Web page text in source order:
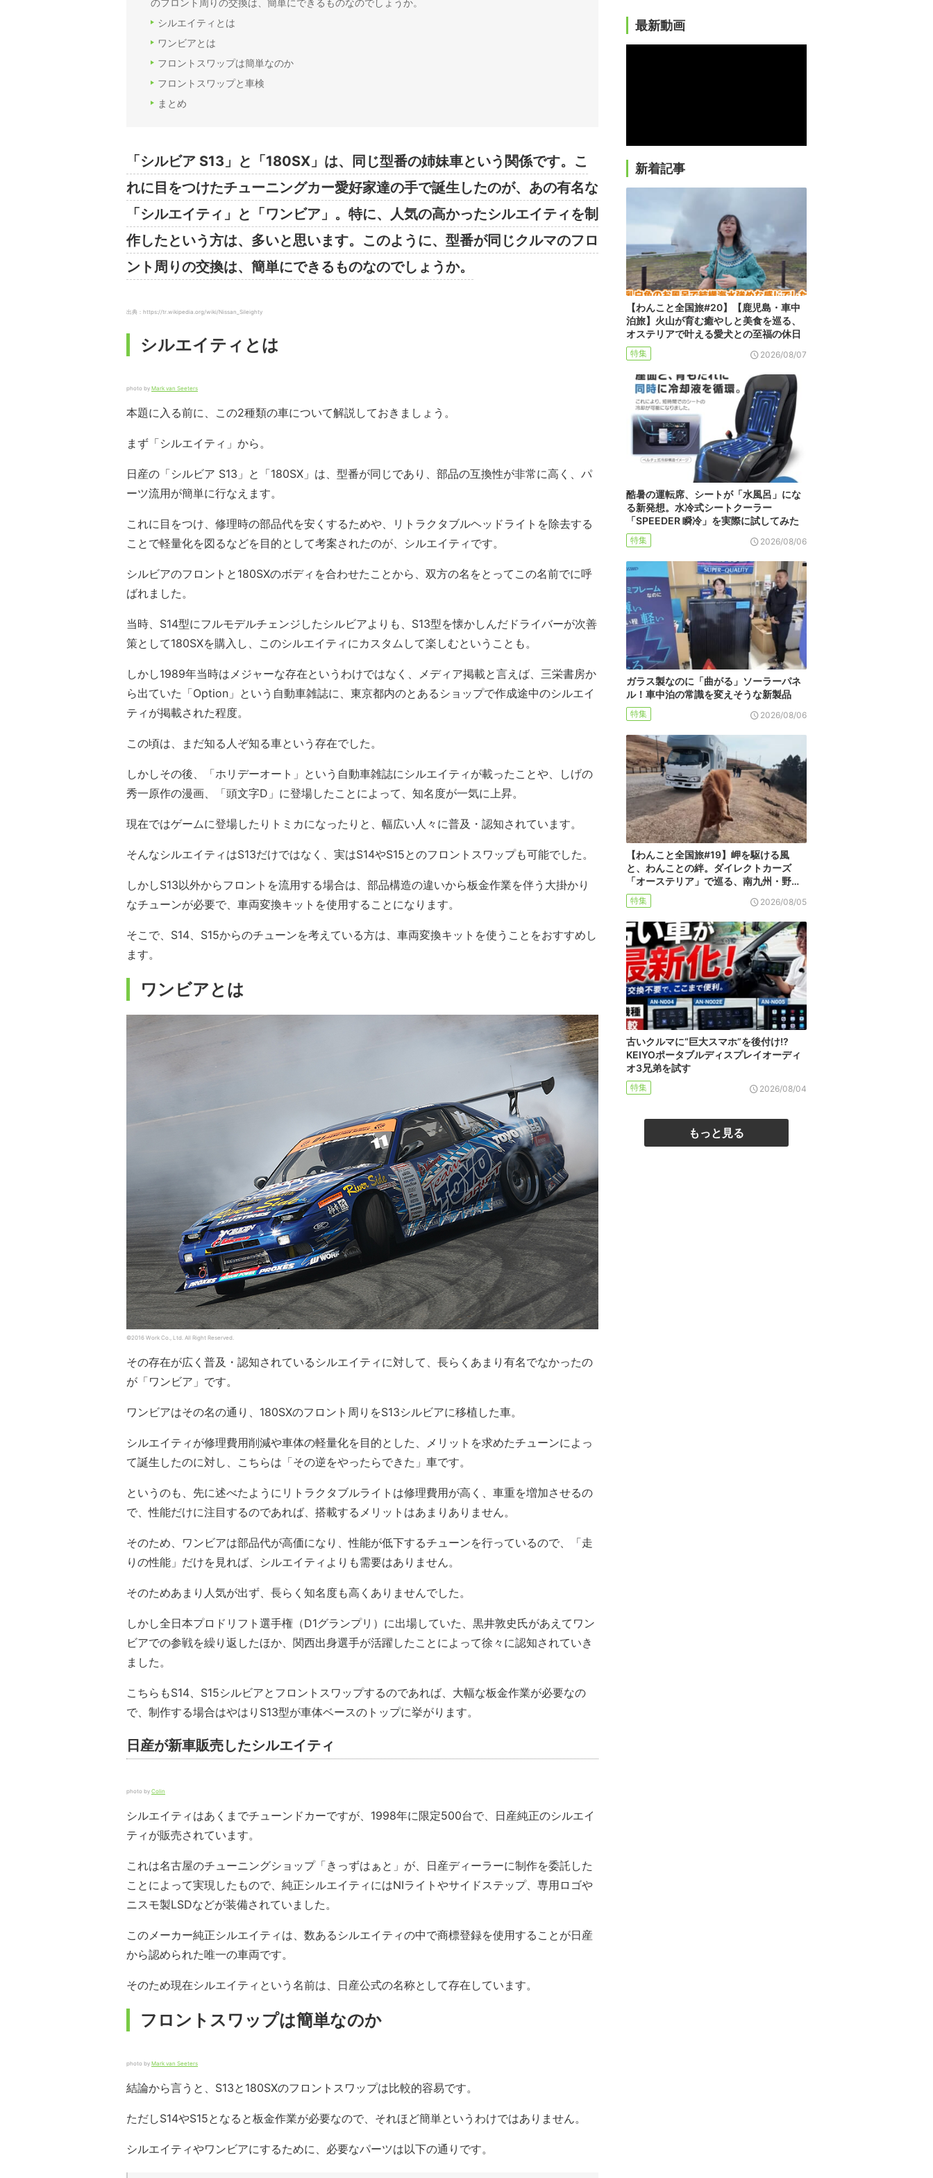
のフロント周りの交換は、簡単にできるものなのでしょうか。
シルエイティとは
ワンビアとは
フロントスワップは簡単なのか
フロントスワップと車検
まとめ
「シルビア S13」と「180SX」は、同じ型番の姉妹車という関係です。こ
れに目をつけたチューニングカー愛好家達の手で誕生したのが、あの有名な
「シルエイティ」と「ワンビア」。特に、人気の高かったシルエイティを制
作したという方は、多いと思います。このように、型番が同じクルマのフロ
ント周りの交換は、簡単にできるものなのでしょうか。
出典：https://tr.wikipedia.org/wiki/Nissan_Sileighty
シルエイティとは
photo by Mark van Seeters
本題に入る前に、この2種類の車について解説しておきましょう。
まず「シルエイティ」から。
日産の「シルビア S13」と「180SX」は、型番が同じであり、部品の互換性が非常に高く、パ
ーツ流用が簡単に行なえます。
これに目をつけ、修理時の部品代を安くするためや、リトラクタブルヘッドライトを除去する
ことで軽量化を図るなどを目的として考案されたのが、シルエイティです。
シルビアのフロントと180SXのボディを合わせたことから、双方の名をとってこの名前でに呼
ばれました。
当時、S14型にフルモデルチェンジしたシルビアよりも、S13型を懐かしんだドライバーが次善
策として180SXを購入し、このシルエイティにカスタムして楽しむということも。
しかし1989年当時はメジャーな存在というわけではなく、メディア掲載と言えば、三栄書房か
ら出ていた「Option」という自動車雑誌に、東京都内のとあるショップで作成途中のシルエイ
ティが掲載された程度。
この頃は、まだ知る人ぞ知る車という存在でした。
しかしその後、「ホリデーオート」という自動車雑誌にシルエイティが載ったことや、しげの
秀一原作の漫画、「頭文字D」に登場したことによって、知名度が一気に上昇。
現在ではゲームに登場したりトミカになったりと、幅広い人々に普及・認知されています。
そんなシルエイティはS13だけではなく、実はS14やS15とのフロントスワップも可能でした。
しかしS13以外からフロントを流用する場合は、部品構造の違いから板金作業を伴う大掛かり
なチューンが必要で、車両変換キットを使用することになります。
そこで、S14、S15からのチューンを考えている方は、車両変換キットを使うことをおすすめし
ます。
ワンビアとは
©2016 Work Co., Ltd. All Right Reserved.
その存在が広く普及・認知されているシルエイティに対して、長らくあまり有名でなかったの
が「ワンビア」です。
ワンビアはその名の通り、180SXのフロント周りをS13シルビアに移植した車。
シルエイティが修理費用削減や車体の軽量化を目的とした、メリットを求めたチューンによっ
て誕生したのに対し、こちらは「その逆をやったらできた」車です。
というのも、先に述べたようにリトラクタブルライトは修理費用が高く、車重を増加させるの
で、性能だけに注目するのであれば、搭載するメリットはあまりありません。
そのため、ワンビアは部品代が高価になり、性能が低下するチューンを行っているので、「走
りの性能」だけを見れば、シルエイティよりも需要はありません。
そのためあまり人気が出ず、長らく知名度も高くありませんでした。
しかし全日本プロドリフト選手権（D1グランプリ）に出場していた、黒井敦史氏があえてワン
ビアでの参戦を繰り返したほか、関西出身選手が活躍したことによって徐々に認知されていき
ました。
こちらもS14、S15シルビアとフロントスワップするのであれば、大幅な板金作業が必要なの
で、制作する場合はやはりS13型が車体ベースのトップに挙がります。
日産が新車販売したシルエイティ
photo by Colin
シルエイティはあくまでチューンドカーですが、1998年に限定500台で、日産純正のシルエイ
ティが販売されています。
これは名古屋のチューニングショップ「きっずはぁと」が、日産ディーラーに制作を委託した
ことによって実現したもので、純正シルエイティにはNIライトやサイドステップ、専用ロゴや
ニスモ製LSDなどが装備されていました。
このメーカー純正シルエイティは、数あるシルエイティの中で商標登録を使用することが日産
から認められた唯一の車両です。
そのため現在シルエイティという名前は、日産公式の名称として存在しています。
フロントスワップは簡単なのか
photo by Mark van Seeters
結論から言うと、S13と180SXのフロントスワップは比較的容易です。
ただしS14やS15となると板金作業が必要なので、それほど簡単というわけではありません。
シルエイティやワンビアにするために、必要なパーツは以下の通りです。
最新動画
新着記事
【わんこと全国旅#20】【鹿児島・車中
泊旅】火山が育む癒やしと美食を巡る、
オステリアで叶える愛犬との至福の休日
特集 2026/08/07
酷暑の運転席、シートが「水風呂」にな
る新発想。水冷式シートクーラー
「SPEEDER 瞬冷」を実際に試してみた
特集 2026/08/06
ガラス製なのに「曲がる」ソーラーパネ
ル！車中泊の常識を変えそうな新製品
特集 2026/08/06
【わんこと全国旅#19】岬を駆ける風
と、わんことの絆。ダイレクトカーズ
「オーステリア」で巡る、南九州・野…
特集 2026/08/05
古いクルマに“巨大スマホ”を後付け!?
KEIYOポータブルディスプレイオーディ
オ3兄弟を試す
特集 2026/08/04
もっと見る